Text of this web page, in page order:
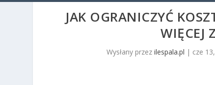
JAK OGRANICZYĆ
WIĘCEJ
Wysłany przez ilespala.pl | cze